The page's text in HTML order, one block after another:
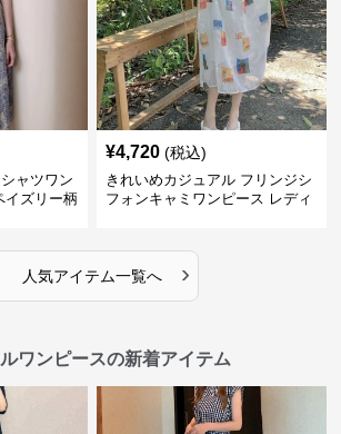
ャツワン
イズリー柄
¥4,720 (税込)
きれいめカジュアル フリンジシ
フォンキャミワンピース レディ
人気アイテム一覧へ ›
ワンピースの新着アイテム